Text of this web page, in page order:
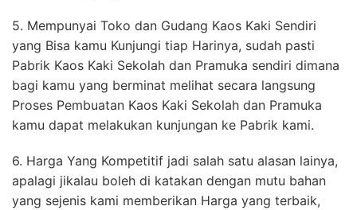
5. Mempunyai Toko dan Gudang Kaos Kaki Sendiri
yang Bisa kamu Kunjungi tiap Harinya, sudah pasti
Pabrik Kaos Kaki Sekolah dan Pramuka sendiri dimana
bagi kamu yang berminat melihat secara langsung
Proses Pembuatan Kaos Kaki Sekolah dan Pramuka
kamu dapat melakukan kunjungan ke Pabrik kami.
6. Harga Yang Kompetitif jadi salah satu alasan lainya,
apalagi jikalau boleh di katakan dengan mutu bahan
yang sejenis kami memberikan Harga yang terbaik,